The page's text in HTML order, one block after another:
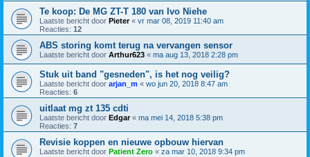
Te koop: De MG ZT-T 180 van Ivo Niehe
Laatste bericht door Pieter« vr mar 08, 2019 11:40 am
Reacties: 12
ABS storing komt terug na vervangen sensor
Laatste bericht door Arthur623 « ma aug 13, 2018 2:28 pm
Stuk uit band "gesneden", is het nog veilig?
Laatste bericht door arjan_m « wo jun 20, 2018 8:47 am
Reacties: 6
uitlaat mg zt 135 cdti
Laatste bericht door Edgar« ma mei 14, 2018 5:38 pm
Reacties: 7
Revisie koppen en nieuwe opbouw hiervan
Laatste bericht door Patient Zero « za mar 10, 2018 9:34 pm